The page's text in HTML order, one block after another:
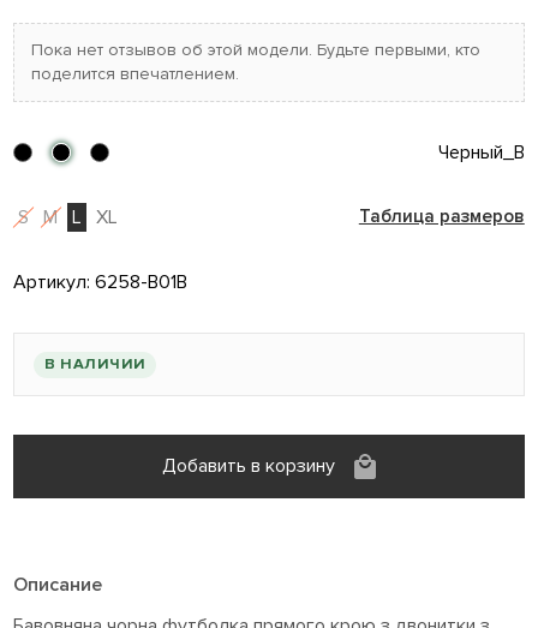
Пока нет отзывов об этой модели. Будьте первыми, кто
поделится впечатлением.
Черный_B
S M L XL Таблица размеров
Артикул:6258-B01B
В НАЛИЧИИ
Добавить в корзину
Описание